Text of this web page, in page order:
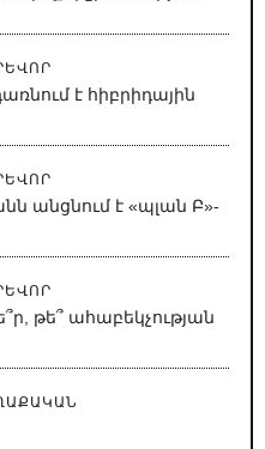
է հիբրիդային
անցնում է «պլան Բ»-
թե՞ ահաբեկչության